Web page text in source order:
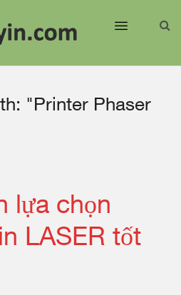
"Printer Phaser
lựa chọn
LASER tốt